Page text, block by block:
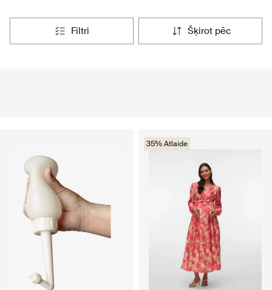
filtri šķirot pēc
35% Atlaide